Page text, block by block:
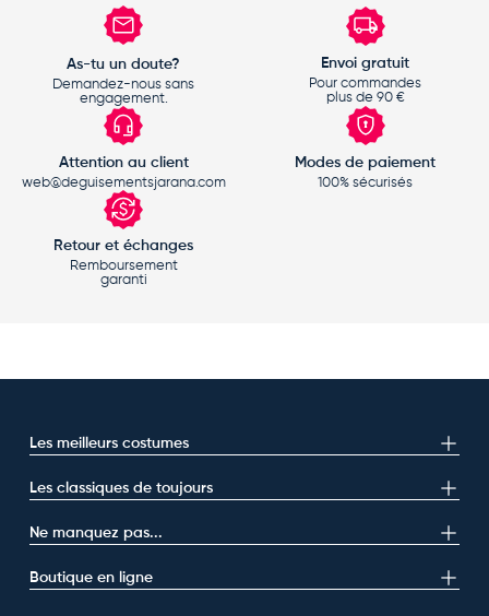
As-tu un doute?
Demandez-nous sans
engagement.
Envoi gratuit
Pour commandes
plus de 90 €
Attention au client
web@deguisementsjarana.com
Modes de paiement
100% sécurisés
Retour et échanges
Remboursement
garanti
Les meilleurs costumes
Les classiques de toujours
Ne manquez pas...
Boutique en ligne